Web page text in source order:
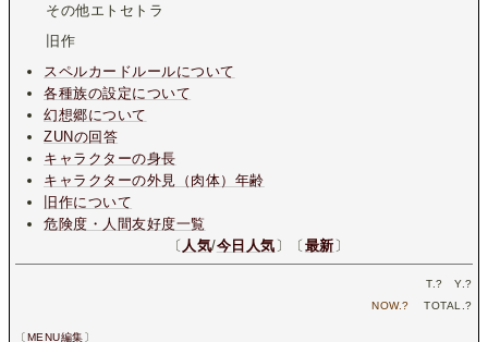
その他エトセトラ
旧作
スペルカードルールについて
各種族の設定について
幻想郷について
ZUNの回答
キャラクターの身長
キャラクターの外見（肉体）年齢
旧作について
危険度・人間友好度一覧
〔 人気/今日人気〕〔最新〕
T.? Y.?
NOW.? TOTAL.?
〔MENU編集〕